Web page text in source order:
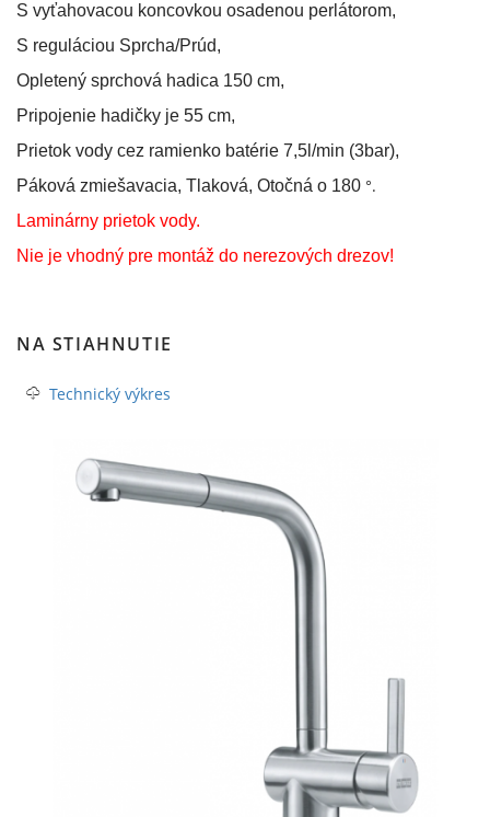
S vyťahovacou koncovkou osadenou perlátorom,
S reguláciou Sprcha/Prúd,
Opletený sprchová hadica 150 cm,
Pripojenie hadičky je 55 cm,
Prietok vody cez ramienko batérie 7,5l/min (3bar),
Páková zmiešavacia, Tlaková, Otočná o 180 °.
Laminárny prietok vody.
Nie je vhodný pre montáž do nerezových drezov!
NA STIAHNUTIE
Technický výkres